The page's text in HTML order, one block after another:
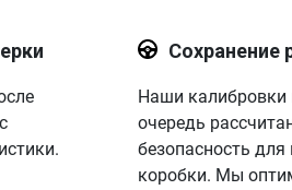
Сохранение
Наши калибровки
очередь
безопасность
коробки. Мы